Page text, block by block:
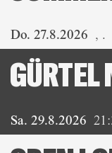
Do. 27.8.2026 , .
Sa. 29.8.2026